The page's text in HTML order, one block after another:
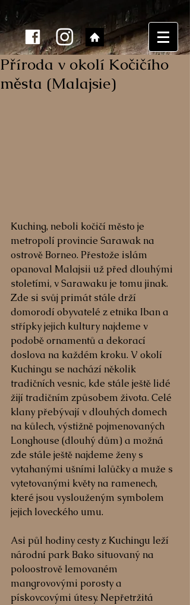
Příroda v okolí Kočičího
města (Malajsie)
Kuching, neboli kočičí město je
metropolí provincie Sarawak na
ostrově Borneo. Přestože islám
opanoval Malajsii už před dlouhými
stoletími, v Sarawaku je tomu jinak.
Zde si svůj primát stále drží
domorodí obyvatelé z etnika Iban a
střípky jejich kultury najdeme v
podobě ornamentů a dekorací
doslova na každém kroku. V okolí
Kuchingu se nachází několik
tradičních vesnic, kde stále ještě lidé
žijí tradičním způsobem života. Celé
klany přebývají v dlouhých domech
na kůlech, výstižně pojmenovaných
Longhouse (dlouhý dům) a možná
zde stále ještě najdeme ženy s
vytahanými ušními lalůčky a muže s
vytetovanými květy na ramenech,
které jsou vyslouženým symbolem
jejich loveckého umu.
Asi půl hodiny cesty z Kuchingu leží
národní park Bako situovaný na
poloostrově lemovaném
mangrovovými porosty a
pískovcovými útesy. Nepřetržitá